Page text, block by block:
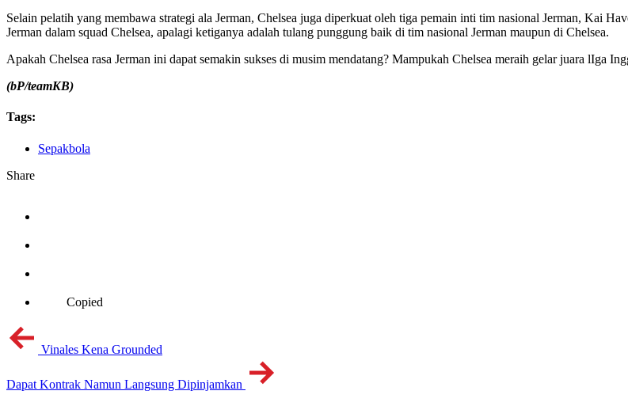
Selain pelatih yang membawa strategi ala Jerman, Chelsea juga diperkuat oleh tiga pemain inti tim nasional Jerman, Kai
Jerman dalam squad Chelsea, apalagi ketiganya adalah tulang punggung baik di tim nasional Jerman maupun di Chelsea.
Apakah Chelsea rasa Jerman ini dapat semakin sukses di musim mendatang? Mampukah Chelsea meraih gelar juara lIga
(bP/teamKB)
Tags:
Sepakbola
Share
Copied
Vinales Kena Grounded
Dapat Kontrak Namun Langsung Dipinjamkan